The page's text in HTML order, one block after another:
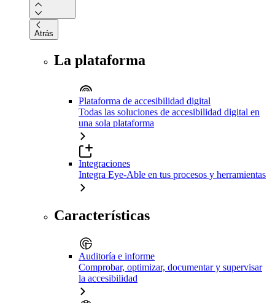
Atrás
La plataforma
Plataforma de accesibilidad digital
Todas las soluciones de accesibilidad digital en
una sola plataforma
Integraciones
Integra Eye-Able en tus procesos y herramientas
Características
Auditoría e informe
Comprobar, optimizar, documentar y supervisar
la accesibilidad